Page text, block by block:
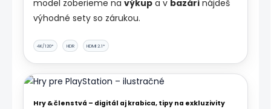
model zoberieme na výkupa v bazárinájdeš
výhodné sety so zárukou.
4K/120* HDR HDMI 2.1*
Hry & členstvá – digitál aj krabica, tipy na exkluzivity